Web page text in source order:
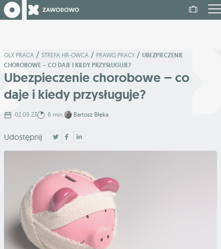
OLX PRACA / STREFA HR-OWCA / PRAWO PRACY / UBEZPIECZENIE
CHOROBOWE – CO DAJE I KIEDY PRZYSŁUGUJE?
Ubezpieczenie chorobowe – co
daje i kiedy przysługuje?
02.09.23 6 min. Bartosz Błęka
Udostępnij